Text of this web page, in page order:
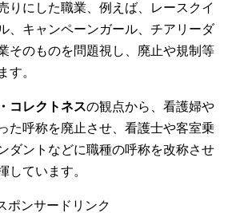
りにした職業、例えば、レースクイ
、キャンペーンガール、チアリーダ
そのものを問題視し、廃止や規制等
す。
コレクトネスの観点から、看護婦や
た呼称を廃止させ、看護士や客室乗
ダントなどに職種の呼称を改称させ
しています。
ポンサードリンク